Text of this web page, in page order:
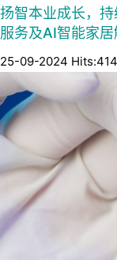
扬智本业成长，
服务及AI智能家
25-09-2024